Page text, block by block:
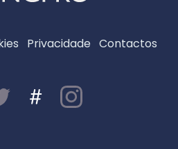
Privacidade Contactos